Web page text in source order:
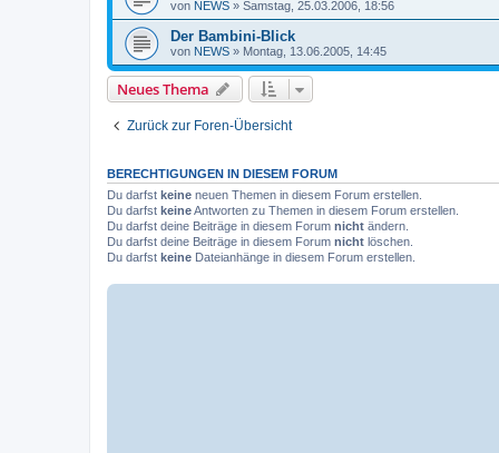
von NEWS » Samstag, 25.03.2006, 18:56
Der Bambini-Blick
von NEWS » Montag, 13.06.2005, 14:45
Neues Thema
Zurück zur Foren-Übersicht
BERECHTIGUNGEN IN DIESEM FORUM
Du darfst keine neuen Themen in diesem Forum erstellen.
Du darfst keineAntworten zu Themen in diesem Forum erstellen.
Du darfst deine Beiträge in diesem Forum nicht ändern.
Du darfst deine Beiträge in diesem Forum nicht löschen.
Du darfst keine Dateianhänge in diesem Forum erstellen.